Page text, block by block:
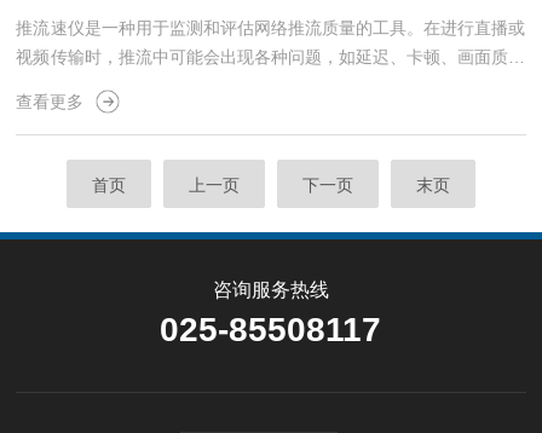
道的...
推流速仪是一种用于监测和评估网络推流质量的工具。在进行直播或
视频传输时，推流中可能会出现各种问题，如延迟、卡顿、画面质量
差等。该仪器通过对网络连接和数据传输进行实时检测，可以帮助用
户发现并解决这些问题。首先，该仪器可以检测网络延迟。网络延迟
中的延迟增加，观众可能会遇到明显的滞后感。该仪器可以测量延迟
降低延迟，例如使用更稳定的网络连接或调整推流设置。其次，该
查看更多
首页 上一页 下一页 末页
咨询服务热线
025-85508117